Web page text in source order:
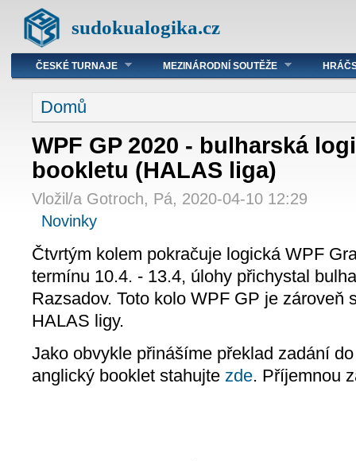
sudokualogika.cz
ČESKÉ TURNAJE MEZINÁRODNÍ SOUTĚŽE
Domů
WPF GP 2020 - bulharská
bookletu (HALAS liga)
Vložil/a Gotroch, Pá, 2020-04-10 12:29
Novinky
Čtvrtým kolem pokračuje logická WPF
termínu 10.4. - 13.4, úlohy přichystal
Razsadov. Toto kolo WPF GP je zároveň
HALAS ligy.
Jako obvykle přinášíme překlad zadání
anglický booklet stahujte zde. Příjemnou